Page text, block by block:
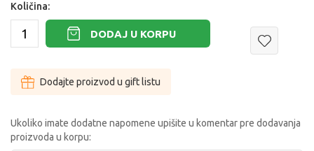
Količina:
DODAJ U KORPU
Dodajte proizvod u gift listu
Ukoliko imate dodatne napomene upišite u komentar pre dodavanja
proizvoda u korpu: